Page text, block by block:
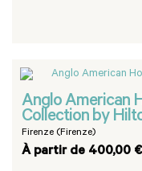
Anglo American
Collection by
Firenze (Firenze)
À partir de 400,00